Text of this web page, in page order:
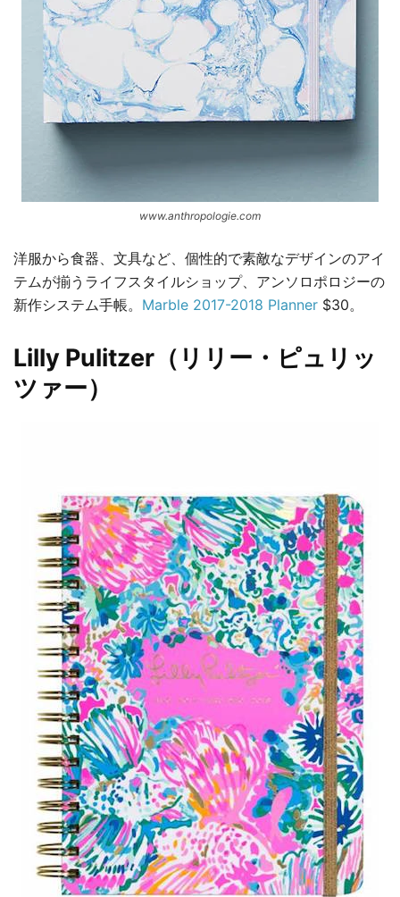
www.anthropologie.com
洋服から食器、文具など、個性的で素敵なデザインのアイ
テムが揃うライフスタイルショップ、アンソロポロジーの
新作システム手帳。 Marble 2017-2018 Planner $30。
Lilly Pulitzer（リリー・ピュリッ
ツァー）